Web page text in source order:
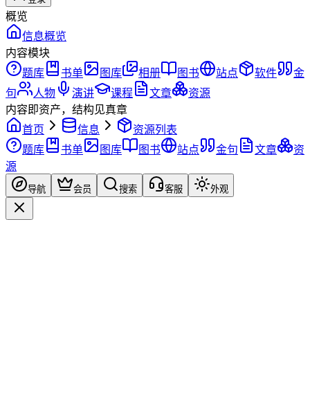
概览
信息概览
内容模块
题库
书单 图库 相册 图书 站点 软件
金
句
人物 演讲 课程 文章
资源
内容即资产，结构见真章
首页
信息
资源列表
题库
书单 图库 图书 站点 金句 文章
资
源
导航 会员 搜索 客服 外观